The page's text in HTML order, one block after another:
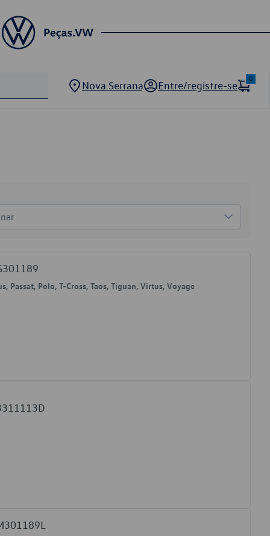
Nova Serrana Entre/registre-se
0
Passat, Polo, T-Cross, Taos, Tiguan, Virtus, Voyage